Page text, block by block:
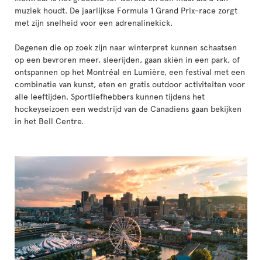
muziek houdt. De jaarlijkse Formula 1 Grand Prix-race zorgt
met zijn snelheid voor een adrenalinekick.
Degenen die op zoek zijn naar winterpret kunnen schaatsen
op een bevroren meer, sleerijden, gaan skiën in een park, of
ontspannen op het Montréal en Lumière, een festival met een
combinatie van kunst, eten en gratis outdoor activiteiten voor
alle leeftijden. Sportliefhebbers kunnen tijdens het
hockeyseizoen een wedstrijd van de Canadiens gaan bekijken
in het Bell Centre.